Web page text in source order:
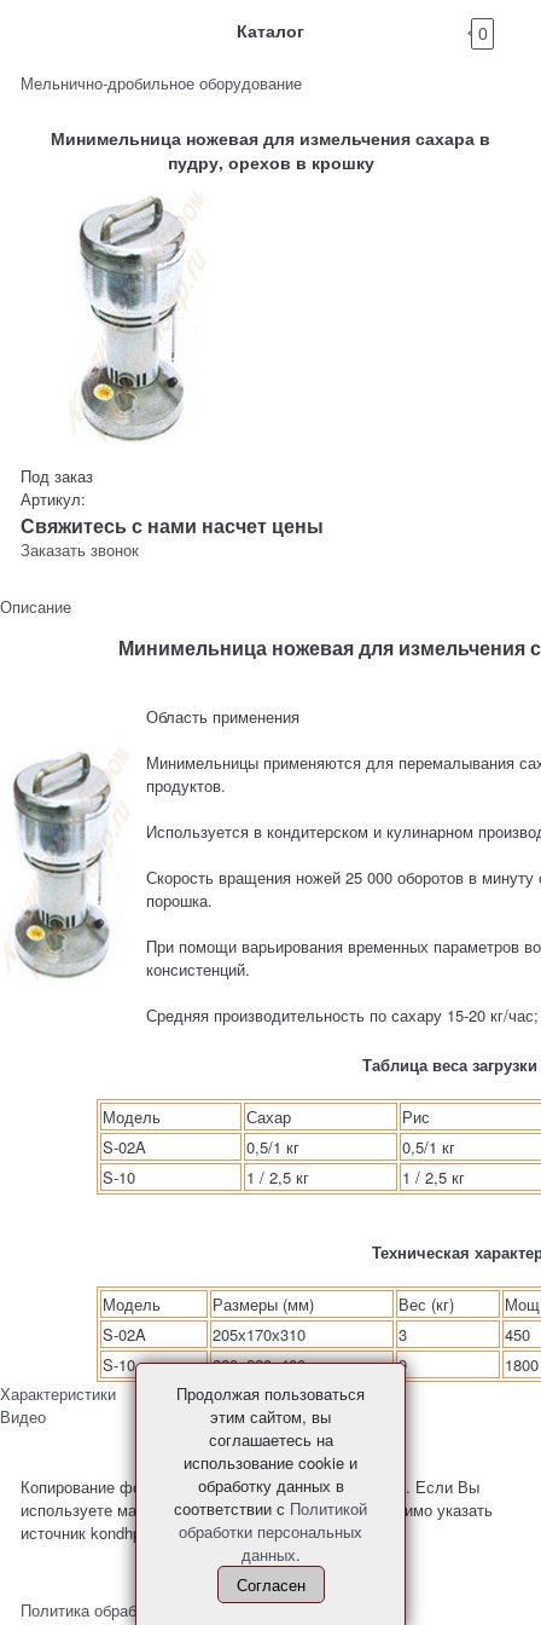
Каталог 0
Мельнично-дробильное оборудование
Минимельница ножевая для измельчения сахара в
пудру, орехов в крошку
Под заказ
Артикул:
Свяжитесь с нами насчет цены
Заказать звонок
Описание
Минимельница ножевая для измельчения
Область применения
Минимельницы применяются для перемалывания
продуктов.
Используется в кондитерском и кулинарном
Скорость вращения ножей 25 000 оборотов в
порошка.
При помощи варьирования временных параметров
консистенций.
Средняя производительность по сахару 15-20 кг/
Таблица веса
Модель Сахар
Рис
S-02A
0,5/1 кг
0,5/1 кг
S-10
1 / 2,5 кг 1 / 2,5 кг
Техническая
Модель Размеры (мм) Вес (кг)
S-02A
205х170х310 3
450
S-10
220х220х400 9
1800
Характеристики
Видео
Копирование фото и материалов с сайта запрещено. Если Вы
используете материалы с нашего сайта, то необходимо указать
источник kondhp.ru
Политика обработки персональных данных
Продолжая пользоваться
этим сайтом, вы
соглашаетесь на
использование cookie и
обработку данных в
соответствии с Политикой
обработки персональных
данных.
Согласен